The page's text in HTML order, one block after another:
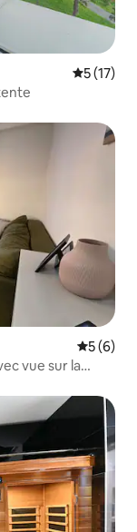
5 (17)
5 (6)
vue sur la